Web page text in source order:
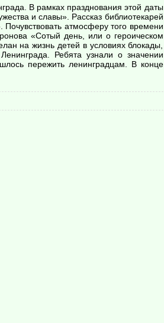
В рамках празднования этой даты
и славы». Рассказ библиотекарей
атмосферу того времени
«Сотый день, или о героическом
на жизнь детей в условиях блокады,
Ребята узнали о значении
пережить ленинградцам. В конце